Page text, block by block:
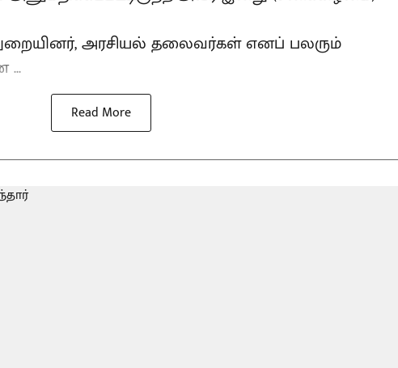
அரசியல் தலைவர்கள் எனப் பலரும்
...
Read More